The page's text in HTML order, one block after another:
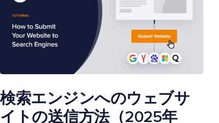
検索エンジンへのウェブサ
イトの送信方法（2025年